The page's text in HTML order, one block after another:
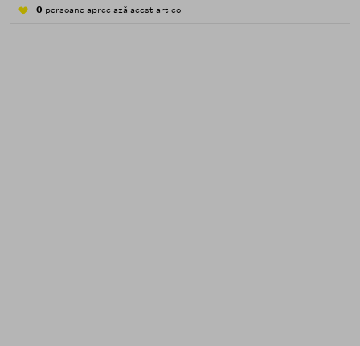
0 persoane apreciază acest articol